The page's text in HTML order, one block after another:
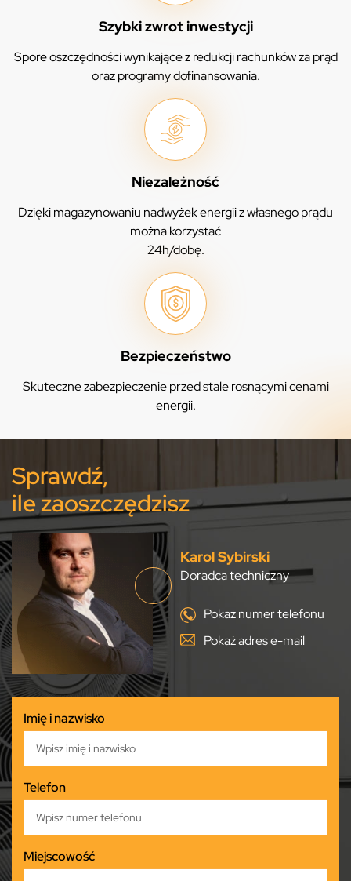
Szybki zwrot inwestycji
Spore oszczędności wynikające z redukcji rachunków za prąd
oraz programy dofinansowania.
Niezależność
Dzięki magazynowaniu nadwyżek energii z własnego prądu
można korzystać
24h/dobę.
Bezpieczeństwo
Skuteczne zabezpieczenie przed stale rosnącymi cenami
energii.
Sprawdź,
ile zaoszczędzisz
Karol Sybirski
Doradca techniczny
Pokaż numer telefonu
Pokaż adres e-mail
Imię i nazwisko
Telefon
Miejscowość